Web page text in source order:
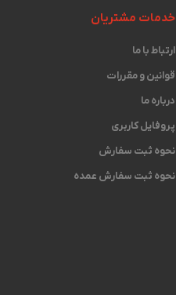
خدمات مشتریان
ارتباط با ما
قوانین و مقررات
درباره ما
پروفایل کاربری
نحوه ثبت سفارش
نحوه ثبت سفارش عمده